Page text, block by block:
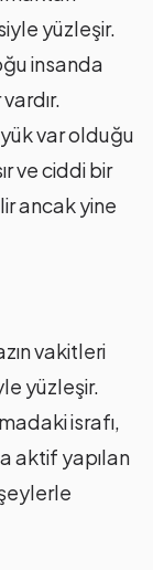
yüzleşir.
insanda
var olduğu
ve ciddi bir
ancak yine
vakitleri
yüzleşir.
israfı,
aktif yapılan